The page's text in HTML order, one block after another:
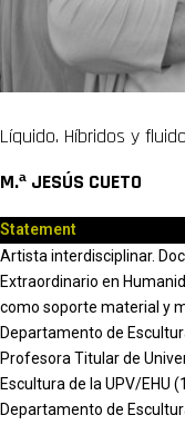
Líquido. Híbridos y
M.ª JESÚS CUETO
Statement
Artista interdisciplinar.
Extraordinario en
como soporte material y
Departamento de
Profesora Titular de
Escultura de la UPV/EHU
Departamento de